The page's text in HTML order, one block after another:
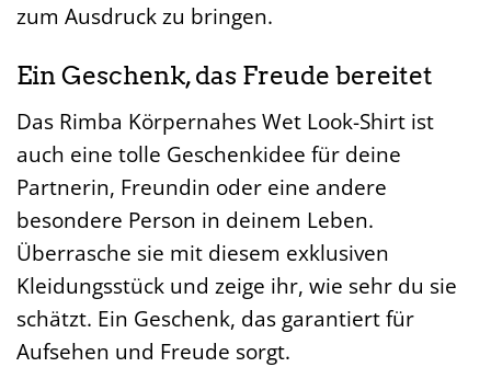
zum Ausdruck zu bringen.
Ein Geschenk, das Freude bereitet
Das Rimba Körpernahes Wet Look-Shirt ist
auch eine tolle Geschenkidee für deine
Partnerin, Freundin oder eine andere
besondere Person in deinem Leben.
Überrasche sie mit diesem exklusiven
Kleidungsstück und zeige ihr, wie sehr du sie
schätzt. Ein Geschenk, das garantiert für
Aufsehen und Freude sorgt.